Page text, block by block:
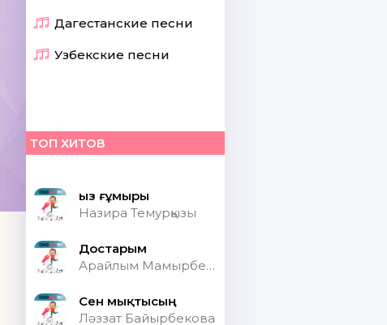
Дагестанские песни
Узбекские песни
ТОП ХИТОВ
Қыз ғұмыры
Назира Темурқызы
Достарым
Арайлым Мамырбекқызы
Сен мықтысың
Ләззат Байырбекова